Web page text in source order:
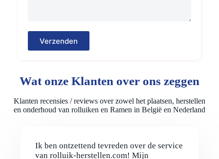
Verzenden
Wat onze Klanten over ons zeggen
Klanten recensies / reviews over zowel het plaatsen, herstellen
en onderhoud van rolluiken en Ramen in België en Nederland
Ik ben ontzettend tevreden over de service
van rolluik-herstellen.com! Mijn